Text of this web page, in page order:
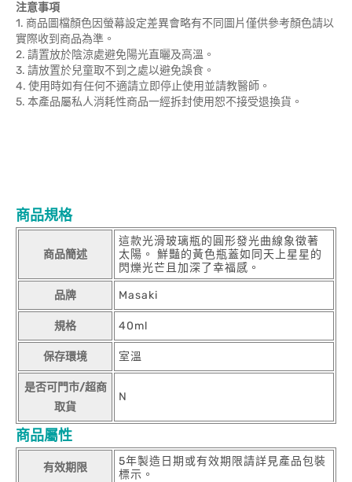
注意事項
1. 商品圖檔顏色因螢幕設定差異會略有不同圖片僅供參考顏色請以
實際收到商品為準。
2. 請置放於陰涼處避免陽光直曬及高溫。
3. 請放置於兒童取不到之處以避免誤食。
4. 使用時如有任何不適請立即停止使用並請教醫師。
5. 本產品屬私人消耗性商品一經拆封使用恕不接受退換貨。
商品規格
商品簡述
這款光滑玻璃瓶的圓形發光曲線象徵著
太陽。 鮮豔的黃色瓶蓋如同天上星星的
閃爍光芒且加深了幸福感。
品牌 Masaki
規格 40ml
保存環境 室溫
是否可門市/超商
取貨
N
商品屬性
有效期限
5年製造日期或有效期限請詳見產品包裝
標示。